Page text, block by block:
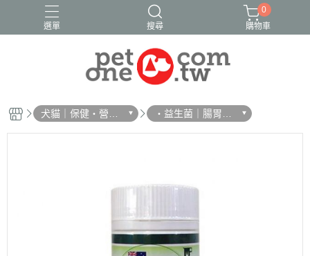
選單 搜尋
0
購物車
犬貓｜保健・營
養・防蚤
・益生菌｜腸胃消
化